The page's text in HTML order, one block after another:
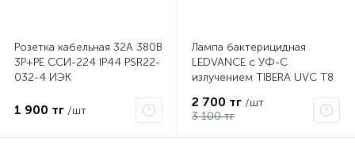
Розетка кабельная 32А 380В
3P+PЕ ССИ-224 IP44 PSR22-
032-4 ИЭК
1 900 тг /шт
Лампа бактерицидная
LEDVANCE с УФ-С
излучением TIBERA UVC T8
2 700 тг /шт
3 100 тг